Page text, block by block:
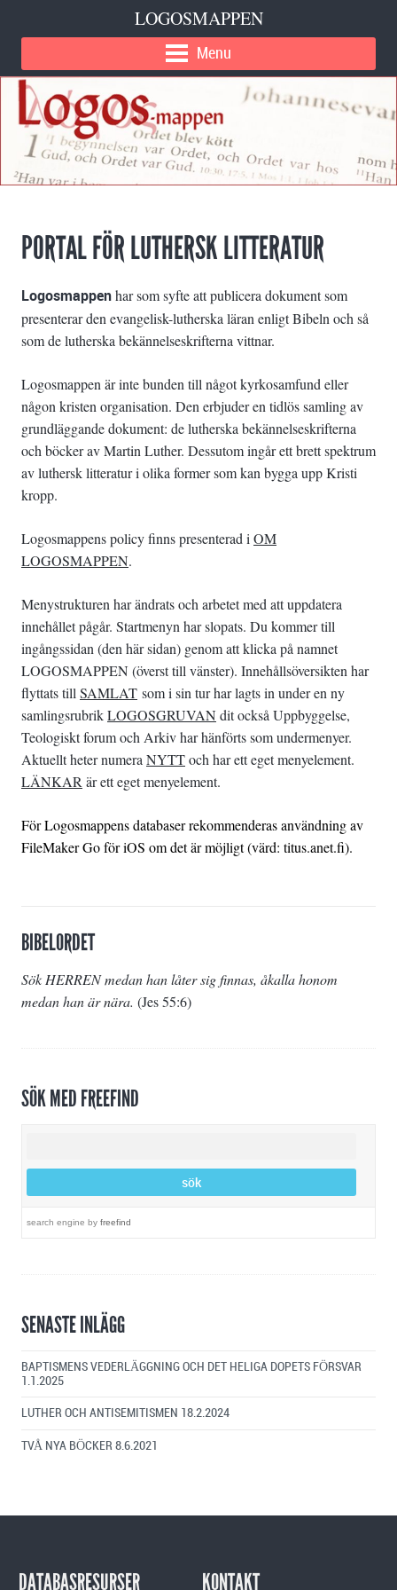
LOGOSMAPPEN
Menu
PORTAL FÖR LUTHERSK LITTERATUR
Logosmappenhar som syfte att publicera dokument som
presenterar den evangelisk-lutherska läran enligt Bibeln och så
som de lutherska bekännelseskrifterna vittnar.
Logosmappen är inte bunden till något kyrkosamfund eller
någon kristen organisation. Den erbjuder en tidlös samling av
grundläggande dokument: de lutherska bekännelseskrifterna
och böcker av Martin Luther. Dessutom ingår ett brett spektrum
av luthersk litteratur i olika former som kan bygga upp Kristi
kropp.
Logosmappens policy finns presenterad i OM
LOGOSMAPPEN.
Menystrukturen har ändrats och arbetet med att uppdatera
innehållet pågår. Startmenyn har slopats. Du kommer till
ingångssidan (den här sidan) genom att klicka på namnet
LOGOSMAPPEN (överst till vänster). Innehållsöversikten har
flyttats till SAMLAT som i sin tur har lagts in under en ny
samlingsrubrikLOGOSGRUVAN dit också Uppbyggelse,
Teologiskt forum och Arkiv har hänförts som undermenyer.
Aktuellt heter numera NYTToch har ett eget menyelement.
LÄNKAR är ett eget menyelement.
För Logosmappens databaser rekommenderas användning av
FileMaker Go för iOS om det är möjligt (värd: titus.anet.fi).
BIBELORDET
Sök HERREN medan han låter sig finnas, åkalla honom
medan han är nära. (Jes 55:6)
SÖK MED FREEFIND
search engine by freefind
SENASTE INLÄGG
BAPTISMENS VEDERLÄGGNING OCH DET HELIGA DOPETS FÖRSVAR
1.1.2025
LUTHER OCH ANTISEMITISMEN 18.2.2024
TVÅ NYA BÖCKER 8.6.2021
DATABASRESURSER KONTAKT